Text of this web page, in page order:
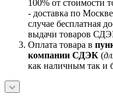
100% от стоимости
- доставка по
случае бесплатная
выдачи товаров
Оплата товара в
компании СДЭК (
как наличным так и